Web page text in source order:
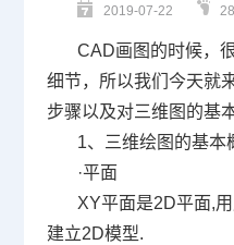
2019-07-22
CAD画图的时候，
细节，所以我们今天就
步骤以及对三维图的基
1、三维绘图的基本
·平面
XY平面是2D平面,
建立2D模型.